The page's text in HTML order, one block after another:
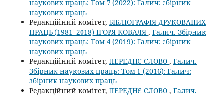
наукових праць: Том 7 (2022): Галич: збірник
наукових праць
Редакційний комітет, БІБЛІОГРАФІЯ ДРУКОВАНИХ
ПРАЦЬ (1981–2018) ІГОРЯ КОВАЛЯ , Галич. Збірник
наукових праць: Том 4 (2019): Галич: збірник
наукових праць
Редакційний комітет, ПЕРЕДНЄ СЛОВО , Галич.
Збірник наукових праць: Том 1 (2016): Галич:
збірник наукових праць
Редакційний комітет, ПЕРЕДНЄ СЛОВО , Галич.